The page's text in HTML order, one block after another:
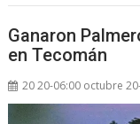
Ganaron
en Tecomán
20 20-06:00 octubre